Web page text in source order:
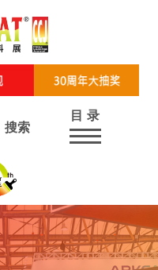
搜索
目 录